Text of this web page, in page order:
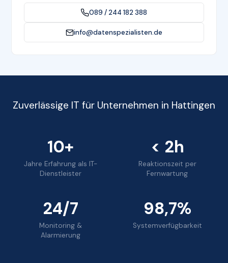
089 / 244 182 388
info@datenspezialisten.de
Zuverlässige IT für Unternehmen in Hattingen
10+
Jahre Erfahrung als IT-
Dienstleister
< 2h
Reaktionszeit per
Fernwartung
24/7
Monitoring &
Alarmierung
98,7%
Systemverfügbarkeit